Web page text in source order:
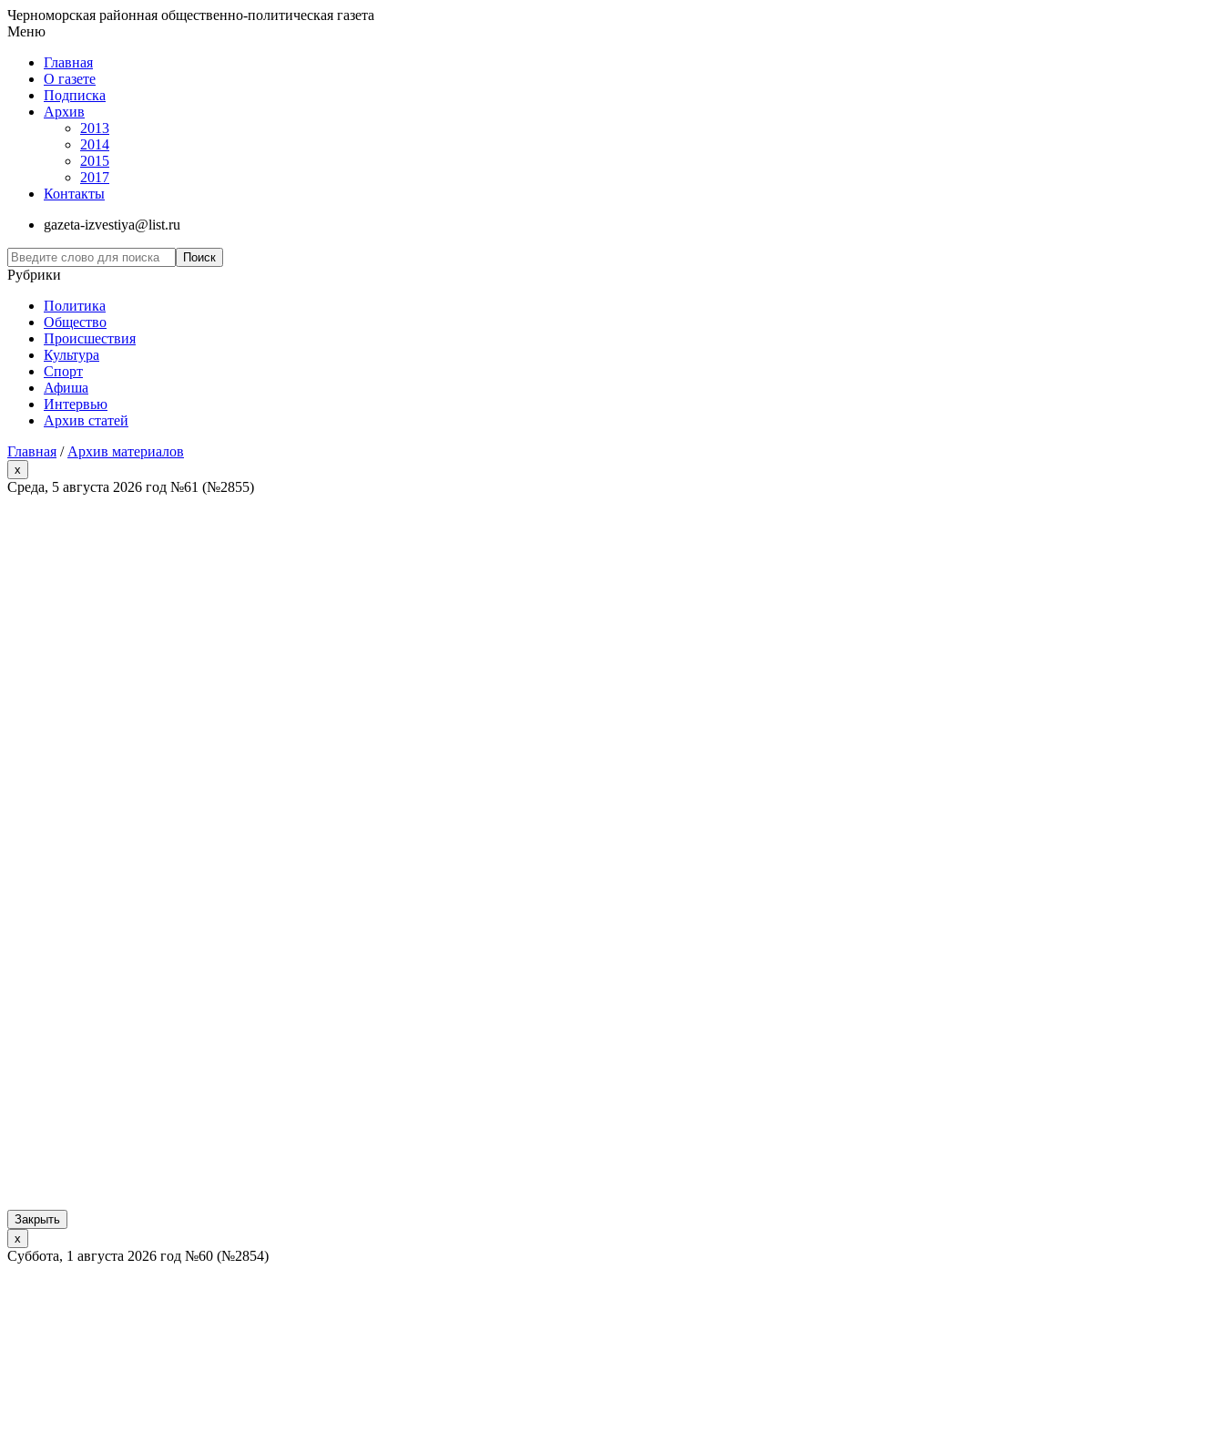
Черноморская районная общественно-политическая газета
Меню
Главная
О газете
Подписка
Архив
2013
2014
2015
2017
Контакты
gazeta-izvestiya@list.ru
Рубрики
Политика
Общество
Проиcшествия
Культура
Спорт
Афиша
Интервью
Архив статей
Главная / Архив материалов
x
Среда, 5 августа 2026 год №61 (№2855)
Закрыть
x
Суббота, 1 августа 2026 год №60 (№2854)